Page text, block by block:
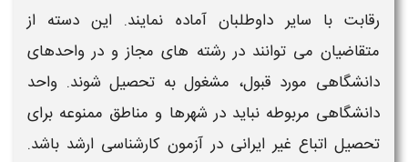
رقابت با سایر داوطلبان آماده نمایند. این دسته از
متقاضیان می توانند در رشته های مجاز و در واحدهای
دانشگاهی مورد قبول، مشغول به تحصیل شوند. واحد
دانشگاهی مربوطه نباید در شهرها و مناطق ممنوعه برای
تحصیلاتباع غیر ایرانی در آزمون کارشناسی ارشد باشد.